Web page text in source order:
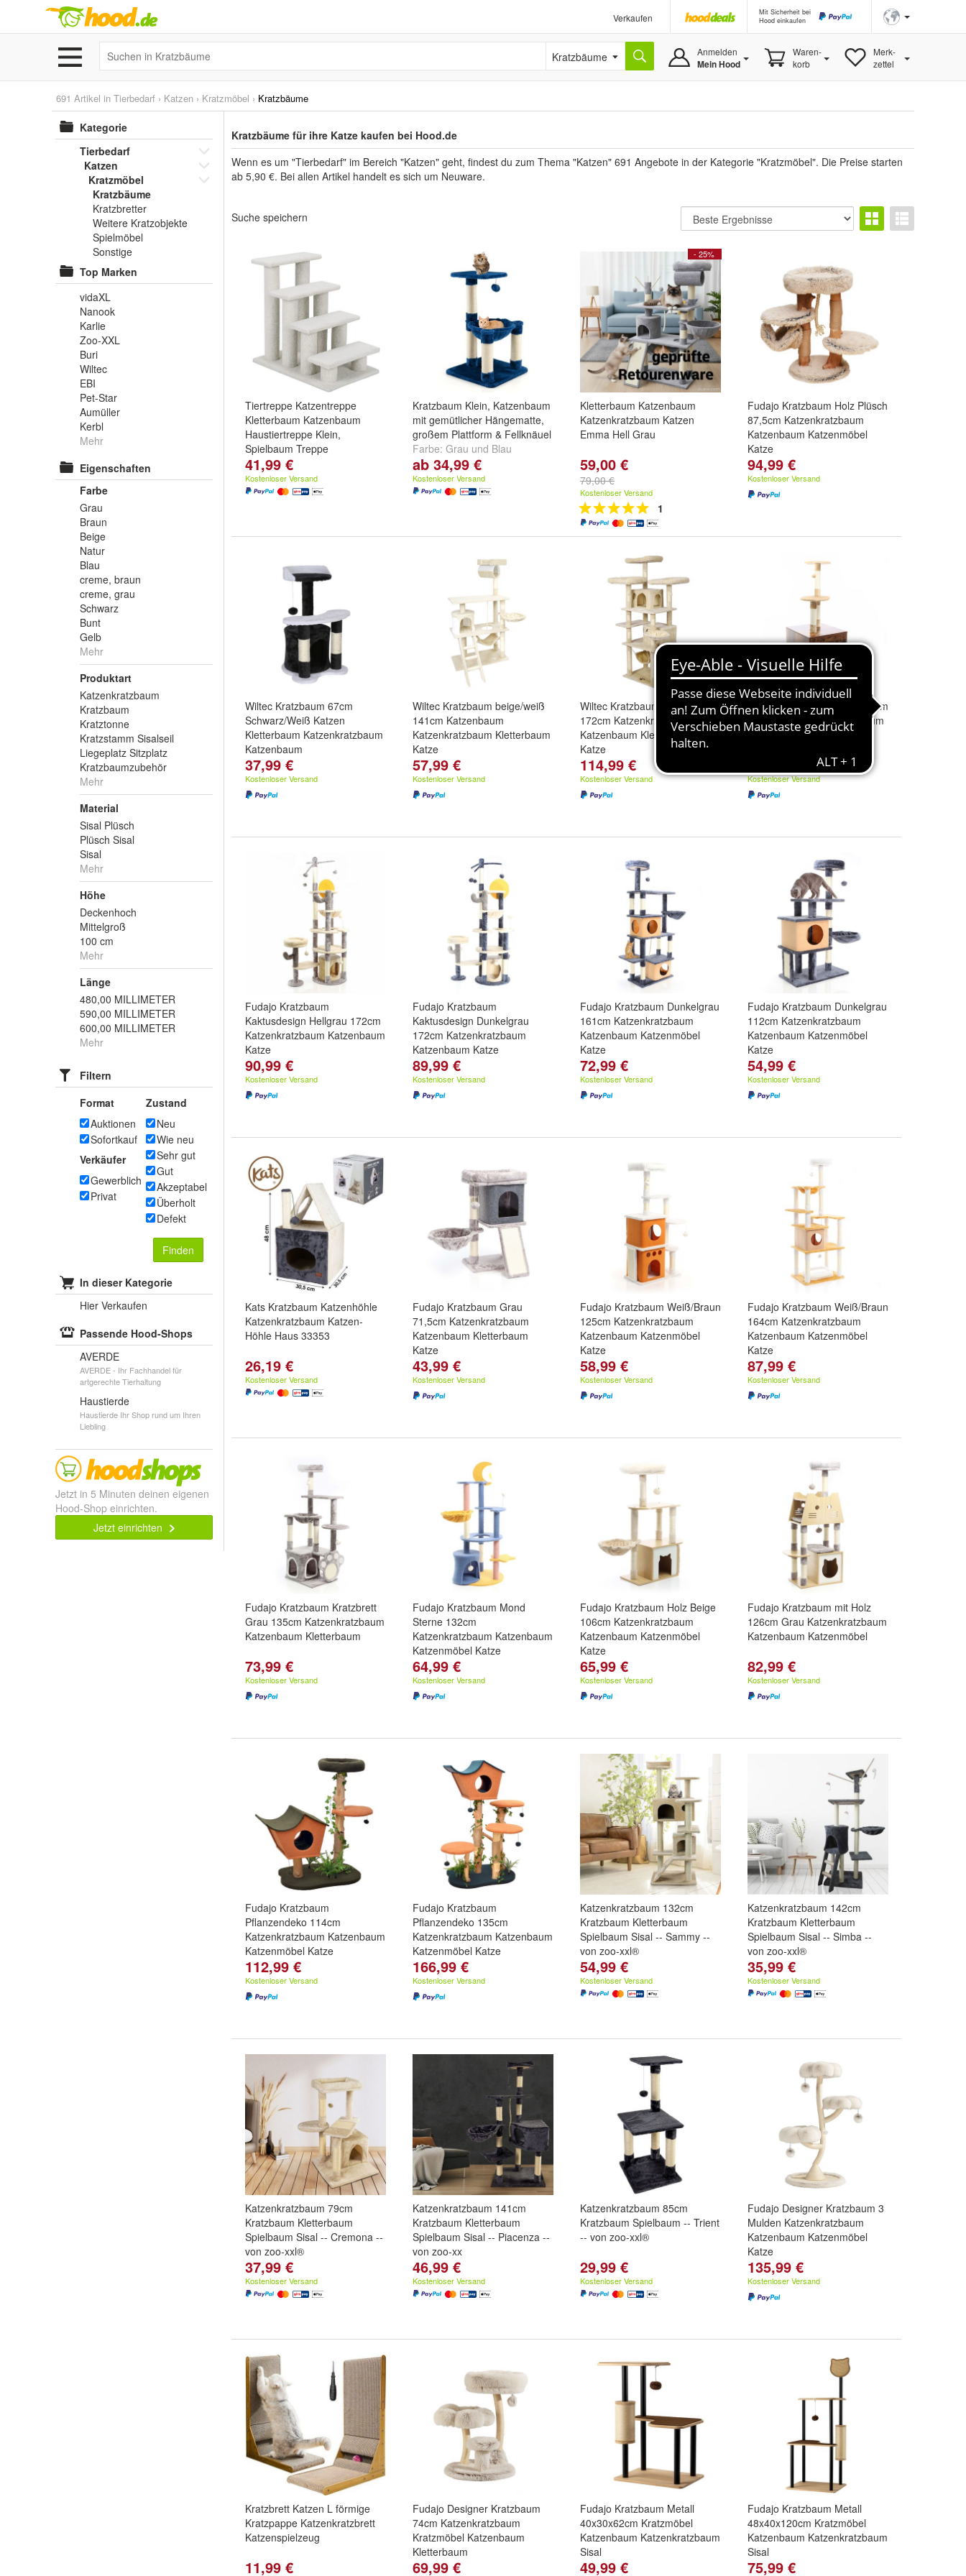
Verkaufen
Mit Sicherheit bei
Hood einkaufen
Kratzbäume Anmelden
Mein Hood
Waren-
korb
Merk-
zettel
691 Artikel in Tierbedarf › Katzen › Kratzmöbel › Kratzbäume
Kategorie
Tierbedarf
Katzen
Kratzmöbel
Kratzbäume
Kratzbretter
Weitere Kratzobjekte
Spielmöbel
Sonstige
Top Marken
vidaXL
Nanook
Karlie
Zoo-XXL
Buri
Wiltec
EBI
Pet-Star
Aumüller
Kerbl
Mehr
Eigenschaften
Farbe
Grau
Braun
Beige
Natur
Blau
creme, braun
creme, grau
Schwarz
Bunt
Gelb
Mehr
Produktart
Katzenkratzbaum
Kratzbaum
Kratztonne
Kratzstamm Sisalseil
Liegeplatz Sitzplatz
Kratzbaumzubehör
Mehr
Material
Sisal Plüsch
Plüsch Sisal
Sisal
Mehr
Höhe
Deckenhoch
Mittelgroß
100 cm
Mehr
Länge
480,00 MILLIMETER
590,00 MILLIMETER
600,00 MILLIMETER
Mehr
Filtern
Format
Auktionen
Sofortkauf
Verkäufer
Gewerblich
Privat
Zustand
Neu
Wie neu
Sehr gut
Gut
Akzeptabel
Überholt
Defekt
Finden
In dieser Kategorie
Hier Verkaufen
Passende Hood-Shops
AVERDE
AVERDE - Ihr Fachhandel für
artgerechte Tierhaltung
Haustierde
Haustierde Ihr Shop rund um Ihren
Liebling
Jetzt in 5 Minuten deinen eigenen
Hood-Shop einrichten.
Jetzt einrichten
Kratzbäume für ihre Katze kaufen bei Hood.de
Wenn es um "Tierbedarf" im Bereich "Katzen" geht, findest du zum Thema "Katzen" 691 Angebote in der Kategorie "Kratzmöbel". Die Preise starten
ab 5,90 €. Bei allen Artikel handelt es sich um Neuware.
Suche speichern
Tiertreppe Katzentreppe
Kletterbaum Katzenbaum
Haustiertreppe Klein,
Spielbaum Treppe
Farbe:Beige
41,99 €
Kostenloser Versand
Kratzbaum Klein, Katzenbaum
mit gemütlicher Hängematte,
großem Plattform & Fellknäuel
Farbe: Grau und Blau
ab 34,99 €
Kostenloser Versand
- 25%
Kletterbaum Katzenbaum
Katzenkratzbaum Katzen
Emma Hell Grau
59,00 €
79,00 €
Kostenloser Versand
1
Fudajo Kratzbaum Holz Plüsch
87,5cm Katzenkratzbaum
Katzenbaum Katzenmöbel
Katze
94,99 €
Kostenloser Versand
Wiltec Kratzbaum 67cm
Schwarz/Weiß Katzen
Kletterbaum Katzenkratzbaum
Katzenbaum
37,99 €
Kostenloser Versand
Wiltec Kratzbaum beige/weiß
141cm Katzenbaum
Katzenkratzbaum Kletterbaum
Katze
57,99 €
Kostenloser Versand
Wiltec Kratzbaum Beige
172cm Katzenkratzbaum
Katzenbaum Kletterbaum
Katze
114,99 €
Kostenloser Versand
Fudajo Kratzbaum Holz 125cm
Katzenhaus Katzenkratzbaum
Katzenklo Katzenbaum
Kostenloser Versand
Fudajo Kratzbaum
Kaktusdesign Hellgrau 172cm
Katzenkratzbaum Katzenbaum
Katze
90,99 €
Kostenloser Versand
Fudajo Kratzbaum
Kaktusdesign Dunkelgrau
172cm Katzenkratzbaum
Katzenbaum Katze
89,99 €
Kostenloser Versand
Fudajo Kratzbaum Dunkelgrau
161cm Katzenkratzbaum
Katzenbaum Katzenmöbel
Katze
72,99 €
Kostenloser Versand
Fudajo Kratzbaum Dunkelgrau
112cm Katzenkratzbaum
Katzenbaum Katzenmöbel
Katze
54,99 €
Kostenloser Versand
Kats Kratzbaum Katzenhöhle
Katzenkratzbaum Katzen-
Höhle Haus 33353
26,19 €
Kostenloser Versand
Fudajo Kratzbaum Grau
71,5cm Katzenkratzbaum
Katzenbaum Kletterbaum
Katze
43,99 €
Kostenloser Versand
Fudajo Kratzbaum Weiß/Braun
125cm Katzenkratzbaum
Katzenbaum Katzenmöbel
Katze
58,99 €
Kostenloser Versand
Fudajo Kratzbaum Weiß/Braun
164cm Katzenkratzbaum
Katzenbaum Katzenmöbel
Katze
87,99 €
Kostenloser Versand
Fudajo Kratzbaum Kratzbrett
Grau 135cm Katzenkratzbaum
Katzenbaum Kletterbaum
73,99 €
Kostenloser Versand
Fudajo Kratzbaum Mond
Sterne 132cm
Katzenkratzbaum Katzenbaum
Katzenmöbel Katze
64,99 €
Kostenloser Versand
Fudajo Kratzbaum Holz Beige
106cm Katzenkratzbaum
Katzenbaum Katzenmöbel
Katze
65,99 €
Kostenloser Versand
Fudajo Kratzbaum mit Holz
126cm Grau Katzenkratzbaum
Katzenbaum Katzenmöbel
82,99 €
Kostenloser Versand
Fudajo Kratzbaum
Pflanzendeko 114cm
Katzenkratzbaum Katzenbaum
Katzenmöbel Katze
112,99 €
Kostenloser Versand
Fudajo Kratzbaum
Pflanzendeko 135cm
Katzenkratzbaum Katzenbaum
Katzenmöbel Katze
166,99 €
Kostenloser Versand
Katzenkratzbaum 132cm
Kratzbaum Kletterbaum
Spielbaum Sisal -- Sammy --
von zoo-xxl®
54,99 €
Kostenloser Versand
Katzenkratzbaum 142cm
Kratzbaum Kletterbaum
Spielbaum Sisal -- Simba --
von zoo-xxl®
35,99 €
Kostenloser Versand
Katzenkratzbaum 79cm
Kratzbaum Kletterbaum
Spielbaum Sisal -- Cremona --
von zoo-xxl®
37,99 €
Kostenloser Versand
Katzenkratzbaum 141cm
Kratzbaum Kletterbaum
Spielbaum Sisal -- Piacenza --
von zoo-xx
46,99 €
Kostenloser Versand
Katzenkratzbaum 85cm
Kratzbaum Spielbaum -- Trient
-- von zoo-xxl®
29,99 €
Kostenloser Versand
Fudajo Designer Kratzbaum 3
Mulden Katzenkratzbaum
Katzenbaum Katzenmöbel
Katze
135,99 €
Kostenloser Versand
Kratzbrett Katzen L förmige
Kratzpappe Katzenkratzbrett
Katzenspielzeug
11,99 €
Fudajo Designer Kratzbaum
74cm Katzenkratzbaum
Kratzmöbel Katzenbaum
Kletterbaum
69,99 €
Fudajo Kratzbaum Metall
40x30x62cm Kratzmöbel
Katzenbaum Katzenkratzbaum
Sisal
49,99 €
Fudajo Kratzbaum Metall
48x40x120cm Kratzmöbel
Katzenbaum Katzenkratzbaum
Sisal
75,99 €